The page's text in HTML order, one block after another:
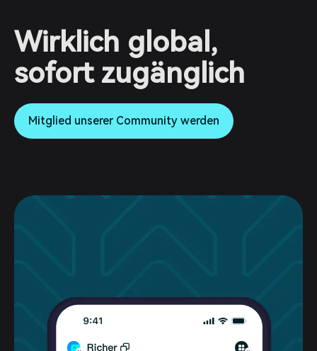
Wirklich global,
sofort zugänglich
Mitglied unserer Community werden